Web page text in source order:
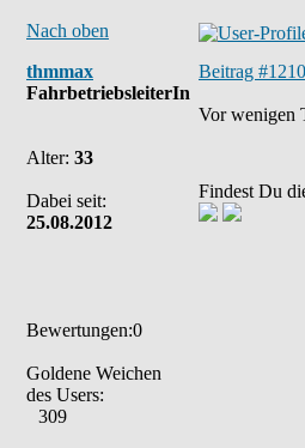
Nach oben
thmmax
FahrbetriebsleiterIn
Alter: 33
Dabei seit:
25.08.2012
Bewertungen:0
Goldene Weichen
des Users:
309
Beitrag
Vor wenigen
Findest Du